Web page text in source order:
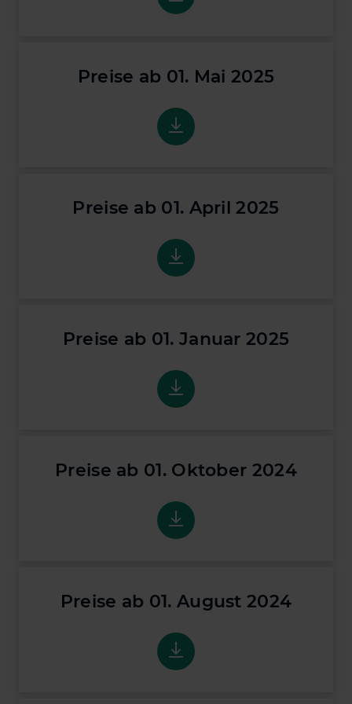
Preise ab 01. Mai 2025
Preise ab 01. Mai 2025
Preise ab 01. April 2025
Preise ab 01. April 2025
Preise ab 01. Januar 2025
Preise ab 01. Januar 2025
Preise ab 01. Oktober 2024
Preise ab 01. Oktober 2024
Preise ab 01. August 2024
Preise ab 01. August 2024